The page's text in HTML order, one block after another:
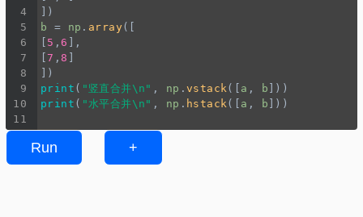
4
])
5
b = np . array ([
6
5 ,6
],
7
7 , 8
8
])
9
print ( "竖直合并\n" , np . vstack([ a , b ]))
10
print ( "水平合并\n" , np . hstack([ a , b ]))
11
Run +